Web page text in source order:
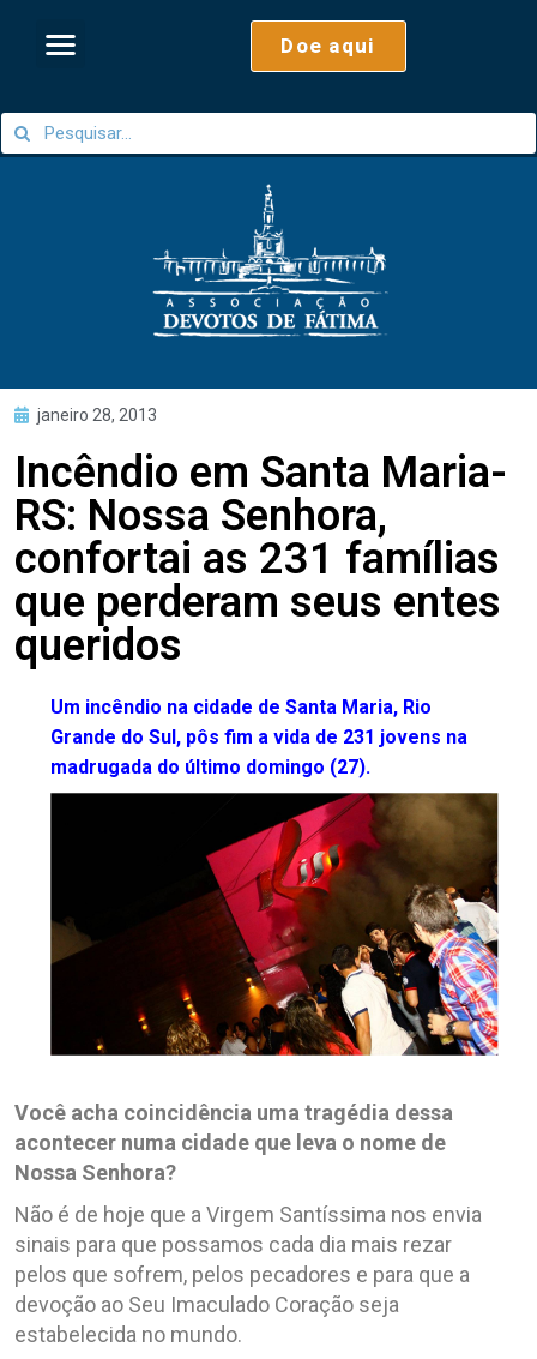
Doe aqui
janeiro 28, 2013
Incêndio em Santa Maria-
RS: Nossa Senhora,
confortai as 231 famílias
que perderam seus entes
queridos
Um incêndio na cidade de Santa Maria, Rio
Grande do Sul, pôs fim a vida de 231 jovens na
madrugada do último domingo (27).
Você acha coincidência uma tragédia dessa
acontecer numa cidade que leva o nome de
Nossa Senhora?
Não é de hoje que a Virgem Santíssima nos envia
sinais para que possamos cada dia mais rezar
pelos que sofrem, pelos pecadores e para que a
devoção ao Seu Imaculado Coração seja
estabelecida no mundo.